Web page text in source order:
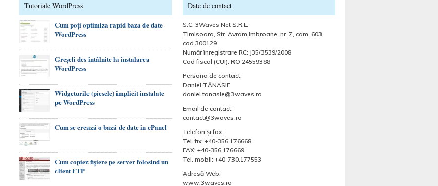
Tutoriale WordPress
Cum poți optimiza rapid baza de date
WordPress
Greșeli des întâlnite la instalarea
WordPress
Widgeturile (piesele) implicit instalate
pe WordPress
Cum se crează o bază de date în cPanel
Cum copiez fișiere pe server folosind un
client FTP
Date de contact
S.C. 3Waves Net S.R.L.
Timisoara, Str. Avram Imbroane, nr. 7, cam. 603,
cod 300129
Număr înregistrare RC: J35/3539/2008
Cod fiscal (CUI): RO 24559388
Persona de contact:
Daniel TĂNASIE
daniel.tanasie@3waves.ro
Email de contact:
contact@3waves.ro
Telefon şi fax:
Tel. fix: +40-356.176668
FAX: +40-356.176669
Tel. mobil: +40-730.177553
Adresă Web:
www.3waves.ro